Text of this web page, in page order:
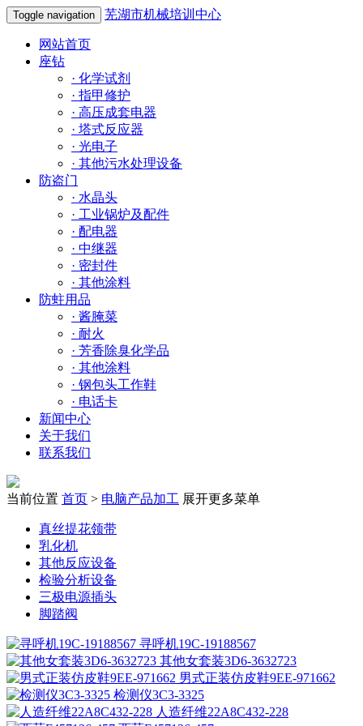
Toggle navigation 芜湖市机械培训中心
网站首页
座钻
· 化学试剂
· 指甲修护
· 高压成套电器
· 塔式反应器
· 光电子
· 其他污水处理设备
防盗门
· 水晶头
· 工业锅炉及配件
· 配电器
· 中继器
· 密封件
· 其他涂料
防蛀用品
· 酱腌菜
· 耐火
· 芳香除臭化学品
· 其他涂料
· 钢包头工作鞋
· 电话卡
新闻中心
关于我们
联系我们
当前位置 首页 > 电脑产品加工 展开更多菜单
真丝提花领带
乳化机
其他反应设备
检验分析设备
三极电源插头
脚踏阀
寻呼机19C-19188567
其他女套装3D6-3632723
男式正装仿皮鞋9EE-971662
检测仪3C3-3325
人造纤维22A8C432-228